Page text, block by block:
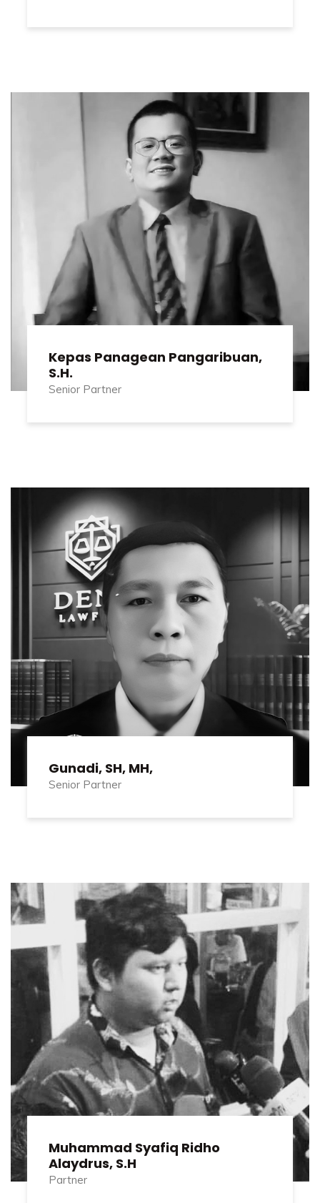
Kepas Panagean Pangaribuan,
S.H.
Senior Partner
Gunadi, SH, MH,
Senior Partner
Muhammad Syafiq Ridho
Alaydrus, S.H
Partner